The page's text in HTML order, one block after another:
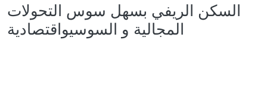
السكن الريفي بسهل سوس التحولات
المجالية و السوسيواقتصادية